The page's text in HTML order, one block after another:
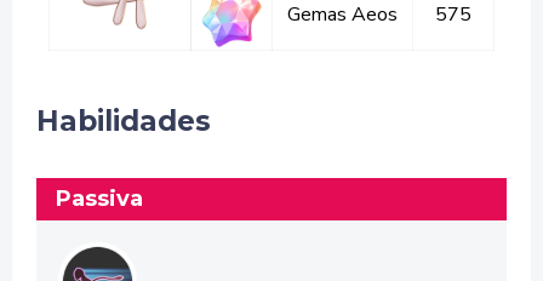
Gemas Aeos 575
Habilidades
Passiva